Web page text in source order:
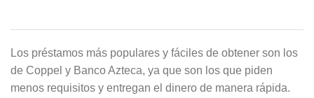
Los préstamos más populares y fáciles de obtener son los
de Coppel y Banco Azteca, ya que son los que piden
menos requisitos y entregan el dinero de manera rápida.